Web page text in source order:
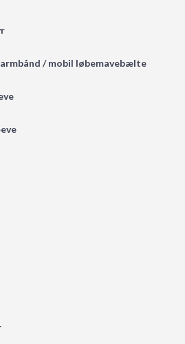
/ mobil løbemavebælte